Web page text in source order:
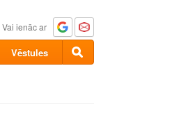
Vai ienāc ar
Vēstules